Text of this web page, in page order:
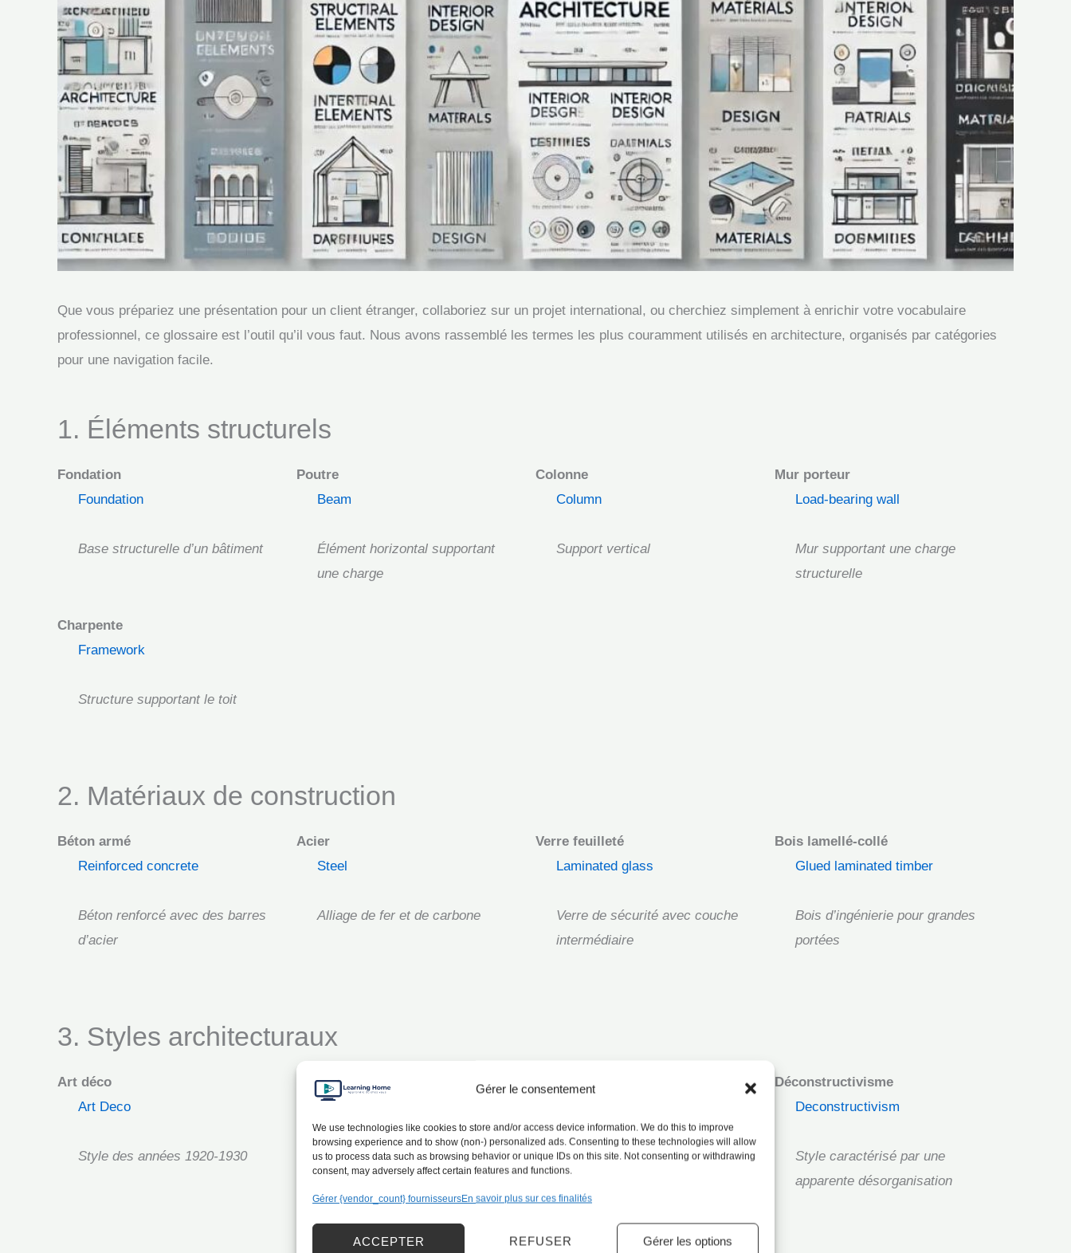
Gérer le consentement
We use technologies like cookies to store and/or access device information. We do this to improve
browsing experience and to show (non-) personalized ads. Consenting to these technologies will allow
us to process data such as browsing behavior or unique IDs on this site. Not consenting or withdrawing
consent, may adversely affect certain features and functions.
Gérer {vendor_count} fournisseursEn savoir plus sur ces finalités
ACCEPTER REFUSER Gérer les options
Que vous prépariez une présentation pour un client étranger, collaboriez sur un projet international, ou cherchiez simplement à enrichir votre vocabulaire
professionnel, ce glossaire est l’outil qu’il vous faut. Nous avons rassemblé les termes les plus couramment utilisés en architecture, organisés par catégories
pour une navigation facile.
1. Éléments structurels
Fondation
Foundation
Base structurelle d’un bâtiment
Poutre
Beam
Élément horizontal supportant
une charge
Colonne
Column
Support vertical
Mur porteur
Load-bearing wall
Mur supportant une charge
structurelle
Charpente
Framework
Structure supportant le toit
2. Matériaux de construction
Béton armé
Reinforced concrete
Béton renforcé avec des barres
d’acier
Acier
Steel
Alliage de fer et de carbone
Verre feuilleté
Laminated glass
Verre de sécurité avec couche
intermédiaire
Bois lamellé-collé
Glued laminated timber
Bois d’ingénierie pour grandes
portées
3. Styles architecturaux
Art déco
Art Deco
Style des années 1920-1930
Brutalisme
Style caractérisé par des formes
Haute technologie
Style exposant les éléments
Déconstructivisme
Deconstructivism
Style caractérisé par une
apparente désorganisation